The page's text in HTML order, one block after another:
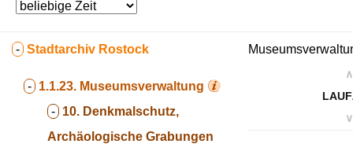
- Stadtarchiv Rostock
- 1.1.23. Museumsverwaltung
- 10. Denkmalschutz,
Archäologische Grabungen
∧
∨